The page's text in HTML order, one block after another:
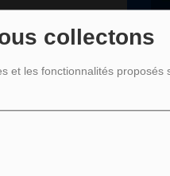
collectons
et les fonctionnalités proposés